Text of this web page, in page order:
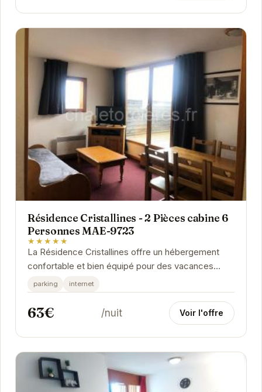
Résidence Cristallines - 2 Pièces cabine 6
Personnes MAE-9723
★★★★★
La Résidence Cristallines offre un hébergement
confortable et bien équipé pour des vacances
relaxantes à la montagne. Profitez de la proximité...
parking internet
63€ /nuit Voir l'offre